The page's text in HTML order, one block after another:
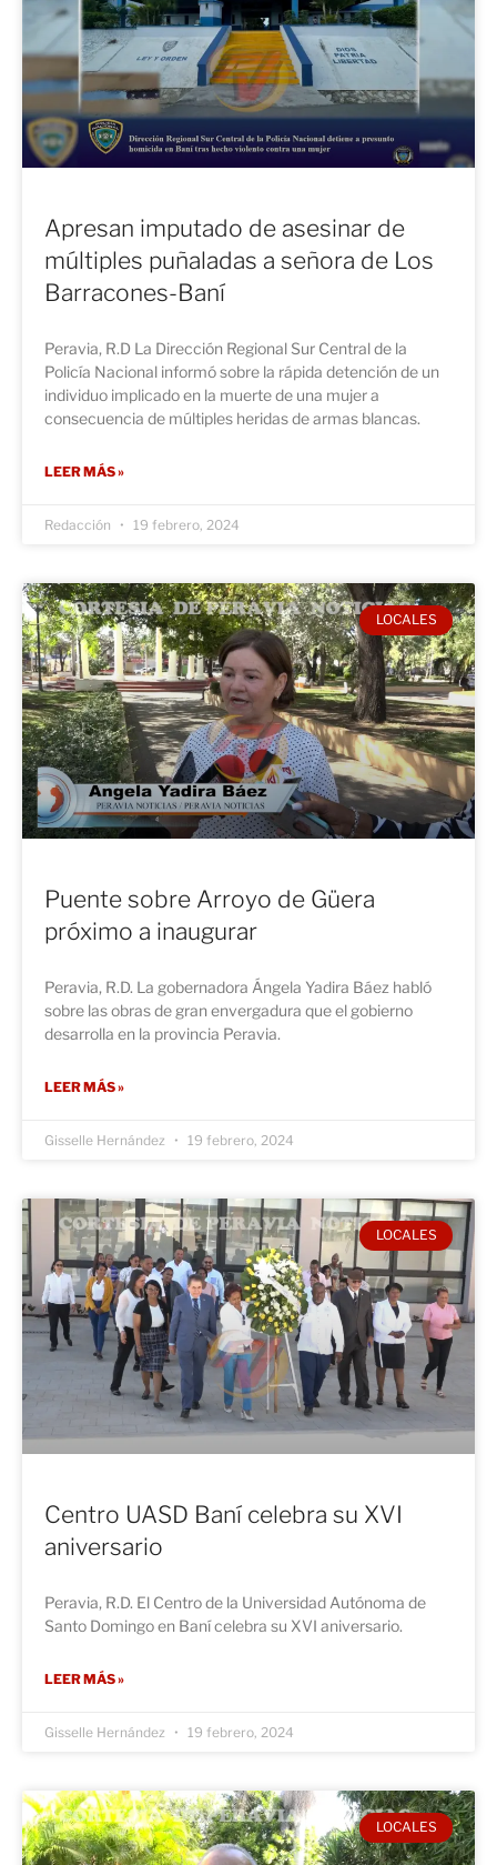
Apresan imputado de asesinar de
múltiples puñaladas a señora de Los
Barracones-Baní
Peravia, R.D La Dirección Regional Sur Central de la
Policía Nacional informó sobre la rápida detención de un
individuo implicado en la muerte de una mujer a
consecuencia de múltiples heridas de armas blancas.
LEER MÁS »
Redacción 19 febrero, 2024
LOCALES
Puente sobre Arroyo de Güera
próximo a inaugurar
Peravia, R.D. La gobernadora Ángela Yadira Báez habló
sobre las obras de gran envergadura que el gobierno
desarrolla en la provincia Peravia.
LEER MÁS »
Gisselle Hernández 19 febrero, 2024
LOCALES
Centro UASD Baní celebra su XVI
aniversario
Peravia, R.D. El Centro de la Universidad Autónoma de
Santo Domingo en Baní celebra su XVI aniversario.
LEER MÁS »
Gisselle Hernández 19 febrero, 2024
LOCALES